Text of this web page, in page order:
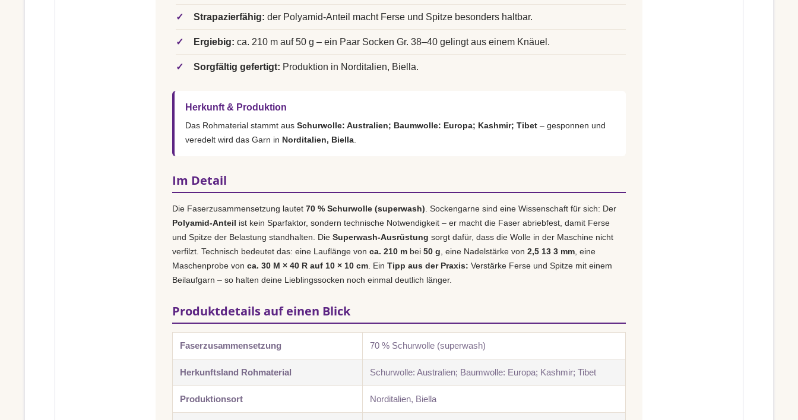
✓ Strapazierfähig: der Polyamid-Anteil macht Ferse und Spitze besonders haltbar.
✓ Ergiebig: ca. 210 m auf 50 g – ein Paar Socken Gr. 38–40 gelingt aus einem Knäuel.
✓ Sorgfältig gefertigt: Produktion in Norditalien, Biella.
Herkunft & Produktion
Das Rohmaterial stammt aus Schurwolle: Australien; Baumwolle: Europa; Kashmir; Tibet – gesponnen und
veredelt wird das Garn in Norditalien, Biella
Im Detail
Die Faserzusammensetzung lautet 70 % Schurwolle (superwash) . Sockengarne sind eine Wissenschaft für sich: Der
Polyamid-Anteil ist kein Sparfaktor, sondern technische Notwendigkeit – er macht die Faser abriebfest, damit Ferse
und Spitze der Belastung standhalten. Die Superwash-Ausrüstung sorgt dafür, dass die Wolle in der Maschine nicht
verfilzt. Technisch bedeutet das: eine Lauflänge von ca. 210 m bei 50 g , eine Nadelstärke von 2,5 13 3 mm , eine
Maschenprobe von ca. 30 M × 40 R auf 10 × 10 cm . Ein Tipp aus der Praxis: Verstärke Ferse und Spitze mit einem
Beilaufgarn – so halten deine Lieblingssocken noch einmal deutlich länger.
Produktdetails auf einen Blick
Faserzusammensetzung 70 % Schurwolle (superwash)
Herkunftsland Rohmaterial Schurwolle: Australien; Baumwolle: Europa; Kashmir; Tibet
Produktionsort Norditalien, Biella